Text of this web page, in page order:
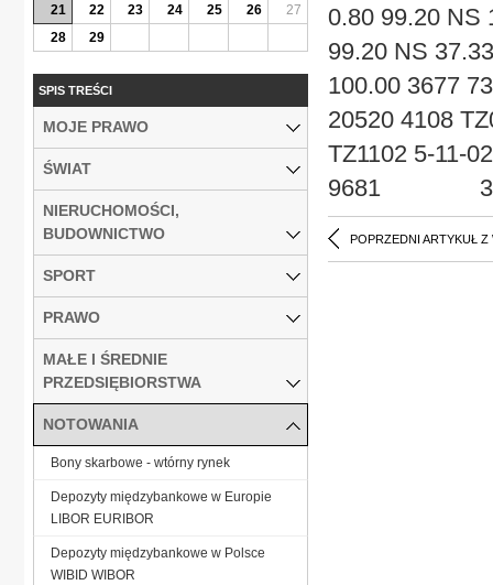
0.80 99.20 NS
99.20 NS
100.00 3677
20520 4108
TZ1102 5-
9681
POPRZEDNI ARTYKUŁ Z
21
22 23 24 25 26
27
28
29
SPIS TREŚCI
MOJE PRAWO
ŚWIAT
NIERUCHOMOŚCI,
BUDOWNICTWO
SPORT
PRAWO
MAŁE I ŚREDNIE
PRZEDSIĘBIORSTWA
NOTOWANIA
Bony skarbowe - wtórny rynek
Depozyty międzybankowe w Europie
LIBOR EURIBOR
Depozyty międzybankowe w Polsce
WIBID WIBOR